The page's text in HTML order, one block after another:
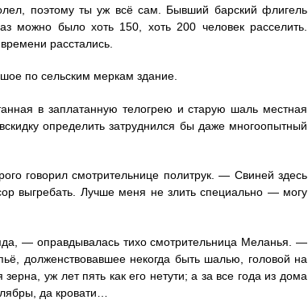
поэтому ты уж всё сам. Бывший барский флигель
можно было хоть 150, хоть 200 человек расселить.
расстались.
по сельским меркам здание.
в заплатанную телогрею и старую шаль местная
определить затруднился бы даже многоопытный
говорил смотрительнице политрук. — Свиней здесь
выгребать. Лучше меня не злить специально — могу
— оправдывалась тихо смотрительница Меланья. —
долженствовавшее некогда быть шалью, головой на
уж лет пять как его нетути; а за все года из дома
да кровати…